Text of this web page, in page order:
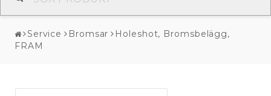
Service Bromsar
Holeshot, Bromsbelägg,
FRAM